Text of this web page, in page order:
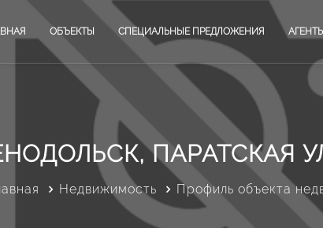
ОБЪЕКТЫ СПЕЦИАЛЬНЫЕ ПРЕДЛОЖЕНИЯ АГЕНТЫ
ПАРАТСКАЯ
Недвижимость Профиль объекта